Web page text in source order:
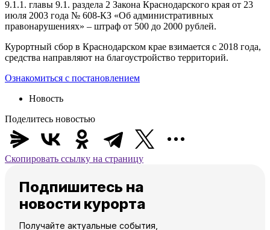
9.1.1. главы 9.1. раздела 2 Закона Краснодарского края от 23
июля 2003 года № 608-КЗ «Об административных
правонарушениях» – штраф от 500 до 2000 рублей.
Курортный сбор в Краснодарском крае взимается с 2018 года,
средства направляют на благоустройство территорий.
Ознакомиться с постановлением
Новость
Поделитесь новостью
Скопировать ссылку на страницу
Подпишитесь на
новости курорта
Получайте актуальные события,